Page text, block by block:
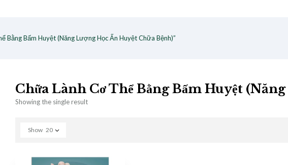
Bằng Bấm Huyệt (Năng Lượng Học Ấn Huyệt Chữa Bệnh)”
Chữa Lành Cơ Thể Bằng Bấm Huyệt
Showing the single result
Show 20